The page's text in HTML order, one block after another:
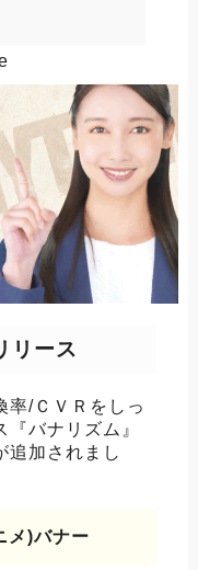
リース
率/ＣＶＲをしっ
バナリズム』
追加されまし
メ)バナー